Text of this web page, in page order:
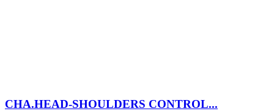
CHA.HEAD-SHOULDERS CONTROL...